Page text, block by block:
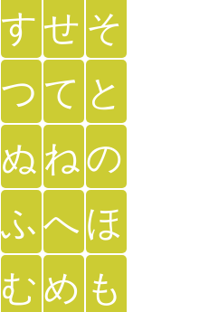
すせ そ
つ て と
ぬ ねの
ふへほ
むめ も